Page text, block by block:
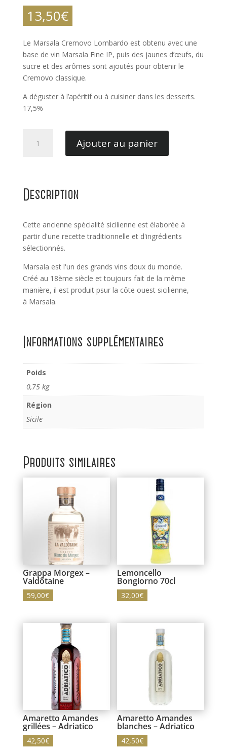
13,50€
Le Marsala Cremovo Lombardo est obtenu avec une
base de vin Marsala Fine IP, puis des jaunes d’œufs, du
sucre et des arômes sont ajoutés pour obtenir le
Cremovo classique.
A déguster à l’apéritif ou à cuisiner dans les desserts.
17,5%
oeufs
Ajouter au panier
Description
Cette ancienne spécialité sicilienne est élaborée à
partir d'une recette traditionnelle et d'ingrédients
sélectionnés.
Marsala est l'un des grands vins doux du monde.
Créé au 18ème siècle et toujours fait de la même
manière, il est produit psur la côte ouest sicilienne,
à Marsala.
Informations supplémentaires
Poids
0,75 kg
Région
Sicile
Produits similaires
Grappa Morgex –
Valdôtaine
59,00€
Lemoncello
Bongiorno 70cl
32,00€
Amaretto Amandes
grillées – Adriatico
42,50€
Amaretto Amandes
blanches – Adriatico
42,50€